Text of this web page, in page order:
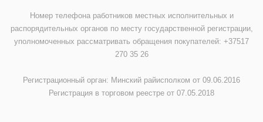
Номер телефона работников местных исполнительных и
распорядительных органов по месту государственной регистрации,
уполномоченных рассматривать обращения покупателей: +37517
270 35 26
Регистрационный орган: Минский райисполком от 09.06.2016
Регистрация в торговом реестре от 07.05.2018